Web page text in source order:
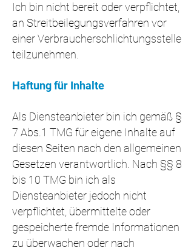
Ich bin nicht bereit oder verpflichtet,
an Streitbeilegungsverfahren vor
einer Verbraucherschlichtungsstelle
teilzunehmen.
Haftung für Inhalte
Als Diensteanbieter bin ich gemäß §
7 Abs.1 TMG für eigene Inhalte auf
diesen Seiten nach den allgemeinen
Gesetzen verantwortlich. Nach §§ 8
bis 10 TMG bin ich als
Diensteanbieter jedoch nicht
verpflichtet, übermittelte oder
gespeicherte fremde Informationen
zu überwachen oder nach